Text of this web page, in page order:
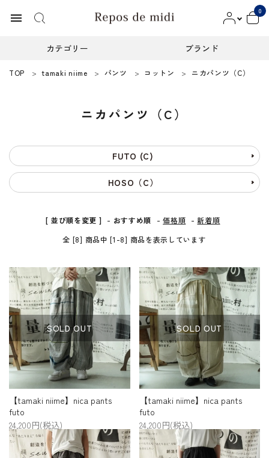
menu
0
カテゴリー ブランド
ACCOUNT MENU
person 新規会員登録
インフォメーション
ご利用ガイド
プライバシーポリシー
特定商取引法について
お問い合わせ
TOP tamaki niime パンツ コットン ニカパンツ（C）
ニカパンツ（C）
FUTO (C)
HOSO（C）
[ 並び順を変更 ] - おすすめ順 -価格順 -新着順
全 [8] 商品中 [1-8] 商品を表示しています
SOLD OUT
【tamaki niime】nica pants
futo
24,200円(税込)
SOLD OUT
【tamaki niime】nica pants
futo
24,200円(税込)